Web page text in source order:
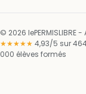
© 2026
★★★★★ 4,93/5 sur
000 élèves formés